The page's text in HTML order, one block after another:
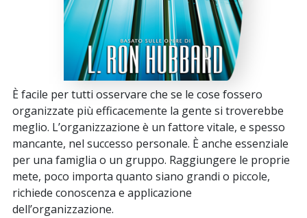
È facile per tutti osservare che se le cose fossero
organizzate più efficacemente la gente si troverebbe
meglio. L’organizzazione è un fattore vitale, e spesso
mancante, nel successo personale. È anche essenziale
per una famiglia o un gruppo. Raggiungere le proprie
mete, poco importa quanto siano grandi o piccole,
richiede conoscenza e applicazione
dell’organizzazione.